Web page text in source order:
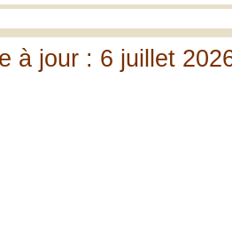
à jour : 6 juillet